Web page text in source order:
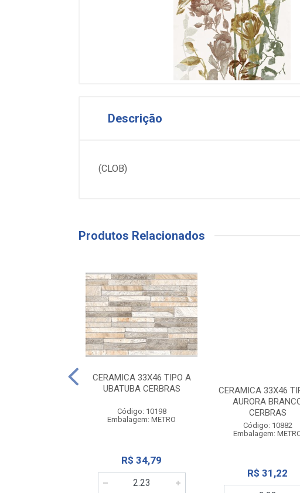
Descrição
(CLOB)
Produtos Relacionados
CERAMICA 33X46 TIPO A
UBATUBA CERBRAS
Código: 10198
Embalagem: METRO
R$ 34,79
CERAMICA 33X46
AURORA
CERBRAS
Código: 10882
Embalagem:
R$ 31,22